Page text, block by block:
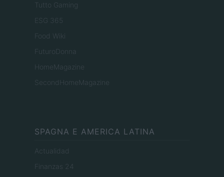
Tutto Gaming
ESG 365
Food Wiki
FuturoDonna
HomeMagazine
SecondHomeMagazine
SPAGNA E AMERICA LATINA
Actualidad
Finanzas 24